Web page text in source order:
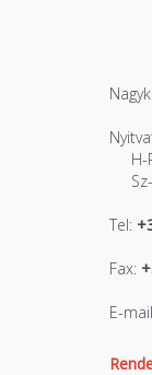
H-
Sz-
Tel:
Fax:
E-